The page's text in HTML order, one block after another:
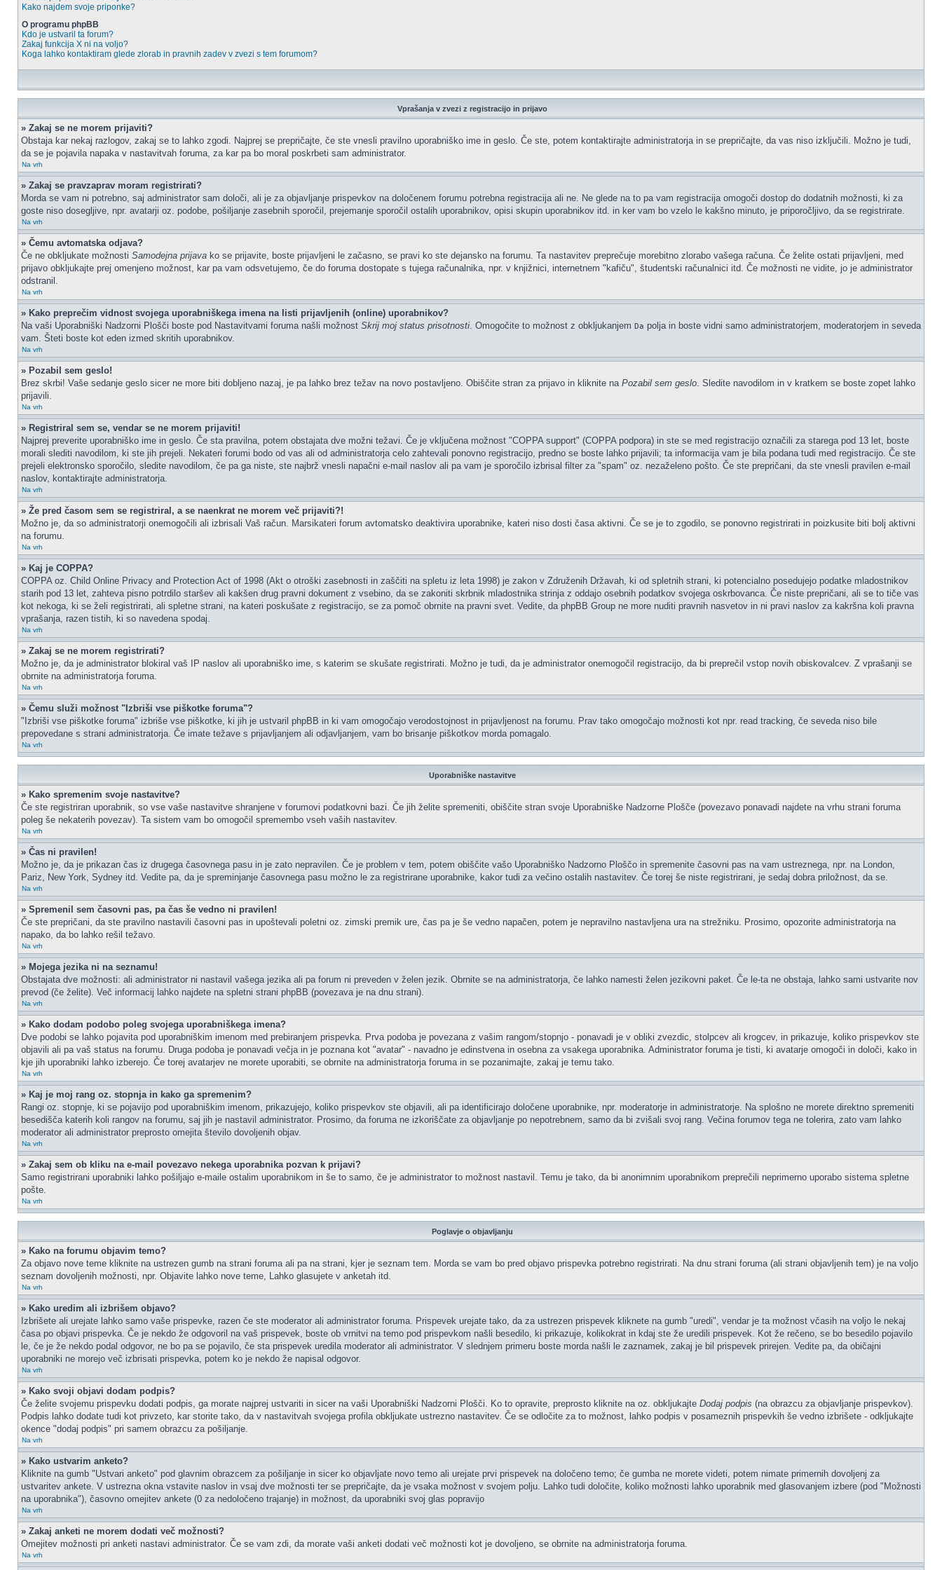
Kako najdem svoje priponke?
O programu phpBB
Kdo je ustvaril ta forum?
Zakaj funkcija X ni na voljo?
Koga lahko kontaktiram glede zlorab in pravnih zadev v zvezi s tem forumom?
Vprašanja v zvezi z registracijo in prijavo
» Zakaj se ne morem prijaviti?
Obstaja kar nekaj razlogov, zakaj se to lahko zgodi. Najprej se prepričajte, če ste vnesli pravilno uporabniško ime in geslo. Če ste, potem kontaktirajte administratorja in se prepričajte, da vas niso izključili. Možno je tudi,
da se je pojavila napaka v nastavitvah foruma, za kar pa bo moral poskrbeti sam administrator.
Na vrh
» Zakaj se pravzaprav moram registrirati?
Morda se vam ni potrebno, saj administrator sam določi, ali je za objavljanje prispevkov na določenem forumu potrebna registracija ali ne. Ne glede na to pa vam registracija omogoči dostop do dodatnih možnosti, ki za
goste niso dosegljive, npr. avatarji oz. podobe, pošiljanje zasebnih sporočil, prejemanje sporočil ostalih uporabnikov, opisi skupin uporabnikov itd. in ker vam bo vzelo le kakšno minuto, je priporočljivo, da se registrirate.
Na vrh
» Čemu avtomatska odjava?
Če ne obkljukate možnosti Samodejna prijava ko se prijavite, boste prijavljeni le začasno, se pravi ko ste dejansko na forumu. Ta nastavitev preprečuje morebitno zlorabo vašega računa. Če želite ostati prijavljeni, med
prijavo obkljukajte prej omenjeno možnost, kar pa vam odsvetujemo, če do foruma dostopate s tujega računalnika, npr. v knjižnici, internetnem "kafiču", študentski računalnici itd. Če možnosti ne vidite, jo je administrator
odstranil.
Na vrh
» Kako preprečim vidnost svojega uporabniškega imena na listi prijavljenih (online) uporabnikov?
Na vaši Uporabniški Nadzorni Plošči boste pod Nastavitvami foruma našli možnost Skrij moj status prisotnosti. Omogočite to možnost z obkljukanjem Da polja in boste vidni samo administratorjem, moderatorjem in seveda
vam. Šteti boste kot eden izmed skritih uporabnikov.
Na vrh
» Pozabil sem geslo!
Brez skrbi! Vaše sedanje geslo sicer ne more biti dobljeno nazaj, je pa lahko brez težav na novo postavljeno. Obiščite stran za prijavo in kliknite na Pozabil sem geslo. Sledite navodilom in v kratkem se boste zopet lahko
prijavili.
Na vrh
» Registriral sem se, vendar se ne morem prijaviti!
Najprej preverite uporabniško ime in geslo. Če sta pravilna, potem obstajata dve možni težavi. Če je vključena možnost "COPPA support" (COPPA podpora) in ste se med registracijo označili za starega pod 13 let, boste
morali slediti navodilom, ki ste jih prejeli. Nekateri forumi bodo od vas ali od administratorja celo zahtevali ponovno registracijo, predno se boste lahko prijavili; ta informacija vam je bila podana tudi med registracijo. Če ste
prejeli elektronsko sporočilo, sledite navodilom, če pa ga niste, ste najbrž vnesli napačni e-mail naslov ali pa vam je sporočilo izbrisal filter za "spam" oz. nezaželeno pošto. Če ste prepričani, da ste vnesli pravilen e-mail
naslov, kontaktirajte administratorja.
Na vrh
» Že pred časom sem se registriral, a se naenkrat ne morem več prijaviti?!
Možno je, da so administratorji onemogočili ali izbrisali Vaš račun. Marsikateri forum avtomatsko deaktivira uporabnike, kateri niso dosti časa aktivni. Če se je to zgodilo, se ponovno registrirati in poizkusite biti bolj aktivni
na forumu.
Na vrh
» Kaj je COPPA?
COPPA oz. Child Online Privacy and Protection Act of 1998 (Akt o otroški zasebnosti in zaščiti na spletu iz leta 1998) je zakon v Združenih Državah, ki od spletnih strani, ki potencialno posedujejo podatke mladostnikov
starih pod 13 let, zahteva pisno potrdilo staršev ali kakšen drug pravni dokument z vsebino, da se zakoniti skrbnik mladostnika strinja z oddajo osebnih podatkov svojega oskrbovanca. Če niste prepričani, ali se to tiče vas
kot nekoga, ki se želi registrirati, ali spletne strani, na kateri poskušate z registracijo, se za pomoč obrnite na pravni svet. Vedite, da phpBB Group ne more nuditi pravnih nasvetov in ni pravi naslov za kakršna koli pravna
vprašanja, razen tistih, ki so navedena spodaj.
Na vrh
» Zakaj se ne morem registrirati?
Možno je, da je administrator blokiral vaš IP naslov ali uporabniško ime, s katerim se skušate registrirati. Možno je tudi, da je administrator onemogočil registracijo, da bi preprečil vstop novih obiskovalcev. Z vprašanji se
obrnite na administratorja foruma.
Na vrh
» Čemu služi možnost "Izbriši vse piškotke foruma"?
"Izbriši vse piškotke foruma" izbriše vse piškotke, ki jih je ustvaril phpBB in ki vam omogočajo verodostojnost in prijavljenost na forumu. Prav tako omogočajo možnosti kot npr. read tracking, če seveda niso bile
prepovedane s strani administratorja. Če imate težave s prijavljanjem ali odjavljanjem, vam bo brisanje piškotkov morda pomagalo.
Na vrh
Uporabniške nastavitve
» Kako spremenim svoje nastavitve?
Če ste registriran uporabnik, so vse vaše nastavitve shranjene v forumovi podatkovni bazi. Če jih želite spremeniti, obiščite stran svoje Uporabniške Nadzorne Plošče (povezavo ponavadi najdete na vrhu strani foruma
poleg še nekaterih povezav). Ta sistem vam bo omogočil spremembo vseh vaših nastavitev.
Na vrh
» Čas ni pravilen!
Možno je, da je prikazan čas iz drugega časovnega pasu in je zato nepravilen. Če je problem v tem, potem obiščite vašo Uporabniško Nadzorno Ploščo in spremenite časovni pas na vam ustreznega, npr. na London,
Pariz, New York, Sydney itd. Vedite pa, da je spreminjanje časovnega pasu možno le za registrirane uporabnike, kakor tudi za večino ostalih nastavitev. Če torej še niste registrirani, je sedaj dobra priložnost, da se.
Na vrh
» Spremenil sem časovni pas, pa čas še vedno ni pravilen!
Če ste prepričani, da ste pravilno nastavili časovni pas in upoštevali poletni oz. zimski premik ure, čas pa je še vedno napačen, potem je nepravilno nastavljena ura na strežniku. Prosimo, opozorite administratorja na
napako, da bo lahko rešil težavo.
Na vrh
» Mojega jezika ni na seznamu!
Obstajata dve možnosti: ali administrator ni nastavil vašega jezika ali pa forum ni preveden v želen jezik. Obrnite se na administratorja, če lahko namesti želen jezikovni paket. Če le-ta ne obstaja, lahko sami ustvarite nov
prevod (če želite). Več informacij lahko najdete na spletni strani phpBB (povezava je na dnu strani).
Na vrh
» Kako dodam podobo poleg svojega uporabniškega imena?
Dve podobi se lahko pojavita pod uporabniškim imenom med prebiranjem prispevka. Prva podoba je povezana z vašim rangom/stopnjo - ponavadi je v obliki zvezdic, stolpcev ali krogcev, in prikazuje, koliko prispevkov ste
objavili ali pa vaš status na forumu. Druga podoba je ponavadi večja in je poznana kot "avatar" - navadno je edinstvena in osebna za vsakega uporabnika. Administrator foruma je tisti, ki avatarje omogoči in določi, kako in
kje jih uporabniki lahko izberejo. Če torej avatarjev ne morete uporabiti, se obrnite na administratorja foruma in se pozanimajte, zakaj je temu tako.
Na vrh
» Kaj je moj rang oz. stopnja in kako ga spremenim?
Rangi oz. stopnje, ki se pojavijo pod uporabniškim imenom, prikazujejo, koliko prispevkov ste objavili, ali pa identificirajo določene uporabnike, npr. moderatorje in administratorje. Na splošno ne morete direktno spremeniti
besedišča katerih koli rangov na forumu, saj jih je nastavil administrator. Prosimo, da foruma ne izkoriščate za objavljanje po nepotrebnem, samo da bi zvišali svoj rang. Večina forumov tega ne tolerira, zato vam lahko
moderator ali administrator preprosto omejita število dovoljenih objav.
Na vrh
» Zakaj sem ob kliku na e-mail povezavo nekega uporabnika pozvan k prijavi?
Samo registrirani uporabniki lahko pošiljajo e-maile ostalim uporabnikom in še to samo, če je administrator to možnost nastavil. Temu je tako, da bi anonimnim uporabnikom preprečili neprimerno uporabo sistema spletne
pošte.
Na vrh
Poglavje o objavljanju
» Kako na forumu objavim temo?
Za objavo nove teme kliknite na ustrezen gumb na strani foruma ali pa na strani, kjer je seznam tem. Morda se vam bo pred objavo prispevka potrebno registrirati. Na dnu strani foruma (ali strani objavljenih tem) je na voljo
seznam dovoljenih možnosti, npr. Objavite lahko nove teme, Lahko glasujete v anketah itd.
Na vrh
» Kako uredim ali izbrišem objavo?
Izbrišete ali urejate lahko samo vaše prispevke, razen če ste moderator ali administrator foruma. Prispevek urejate tako, da za ustrezen prispevek kliknete na gumb "uredi", vendar je ta možnost včasih na voljo le nekaj
časa po objavi prispevka. Če je nekdo že odgovoril na vaš prispevek, boste ob vrnitvi na temo pod prispevkom našli besedilo, ki prikazuje, kolikokrat in kdaj ste že uredili prispevek. Kot že rečeno, se bo besedilo pojavilo
le, če je že nekdo podal odgovor, ne bo pa se pojavilo, če sta prispevek uredila moderator ali administrator. V slednjem primeru boste morda našli le zaznamek, zakaj je bil prispevek prirejen. Vedite pa, da običajni
uporabniki ne morejo več izbrisati prispevka, potem ko je nekdo že napisal odgovor.
Na vrh
» Kako svoji objavi dodam podpis?
Če želite svojemu prispevku dodati podpis, ga morate najprej ustvariti in sicer na vaši Uporabniški Nadzorni Plošči. Ko to opravite, preprosto kliknite na oz. obkljukajte Dodaj podpis (na obrazcu za objavljanje prispevkov).
Podpis lahko dodate tudi kot privzeto, kar storite tako, da v nastavitvah svojega profila obkljukate ustrezno nastavitev. Če se odločite za to možnost, lahko podpis v posameznih prispevkih še vedno izbrišete - odkljukajte
okence "dodaj podpis" pri samem obrazcu za pošiljanje.
Na vrh
» Kako ustvarim anketo?
Kliknite na gumb "Ustvari anketo" pod glavnim obrazcem za pošiljanje in sicer ko objavljate novo temo ali urejate prvi prispevek na določeno temo; če gumba ne morete videti, potem nimate primernih dovoljenj za
ustvaritev ankete. V ustrezna okna vstavite naslov in vsaj dve možnosti ter se prepričajte, da je vsaka možnost v svojem polju. Lahko tudi določite, koliko možnosti lahko uporabnik med glasovanjem izbere (pod "Možnosti
na uporabnika"), časovno omejitev ankete (0 za nedoločeno trajanje) in možnost, da uporabniki svoj glas popravijo
Na vrh
» Zakaj anketi ne morem dodati več možnosti?
Omejitev možnosti pri anketi nastavi administrator. Če se vam zdi, da morate vaši anketi dodati več možnosti kot je dovoljeno, se obrnite na administratorja foruma.
Na vrh